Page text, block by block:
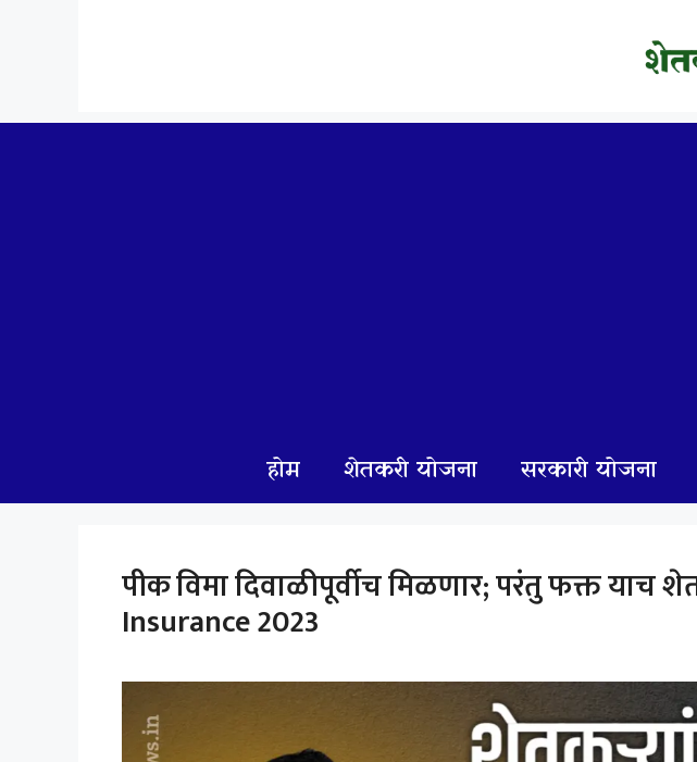
होम शेतकरी योजना सरकारी योजना
पीक विमा दिवाळीपूर्वीच मिळणार; परंतु फक्त याच
Insurance 2023